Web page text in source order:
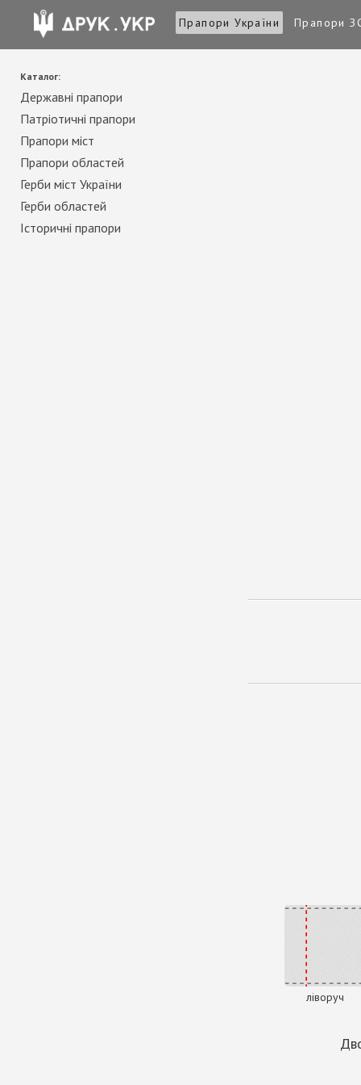
Прапори України Прапори
ліворуч
Каталог:
Державні прапори
Патріотичні прапори
Прапори міст
Прапори областей
Герби міст України
Герби областей
Історичні прапори